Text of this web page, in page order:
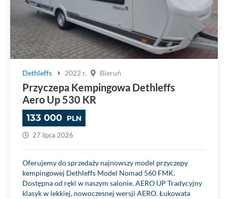
Dethleffs 2022 r. Bieruń
Przyczepa Kempingowa Dethleffs
Aero Up 530 KR
133 000 PLN
27 lipca 2026
Oferujemy do sprzedaży najnowszy model przyczepy
kempingowej Dethleffs Model Nomad 560 FMK.
Dostępna od ręki w naszym salonie. AERO UP Tradycyjny
klasyk w lekkiej, nowoczesnej wersji AERO. Łukowata